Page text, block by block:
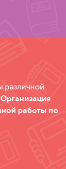
различной
работы по